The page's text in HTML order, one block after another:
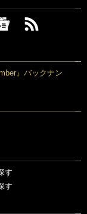
』バックナン
す
す